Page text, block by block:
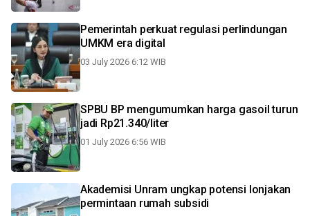
Pemerintah perkuat regulasi perlindungan
UMKM era digital
03 July 2026 6:12 WIB
SPBU BP mengumumkan harga gasoil turun
jadi Rp21.340/liter
01 July 2026 6:56 WIB
Akademisi Unram ungkap potensi lonjakan
permintaan rumah subsidi